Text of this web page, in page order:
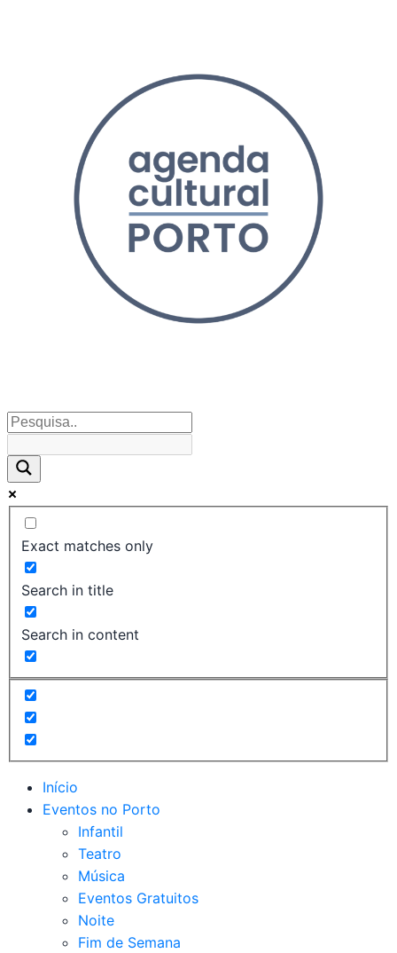
Exact matches only
Search in title
Search in content
Início
Eventos no Porto
Infantil
Teatro
Música
Eventos Gratuitos
Noite
Fim de Semana